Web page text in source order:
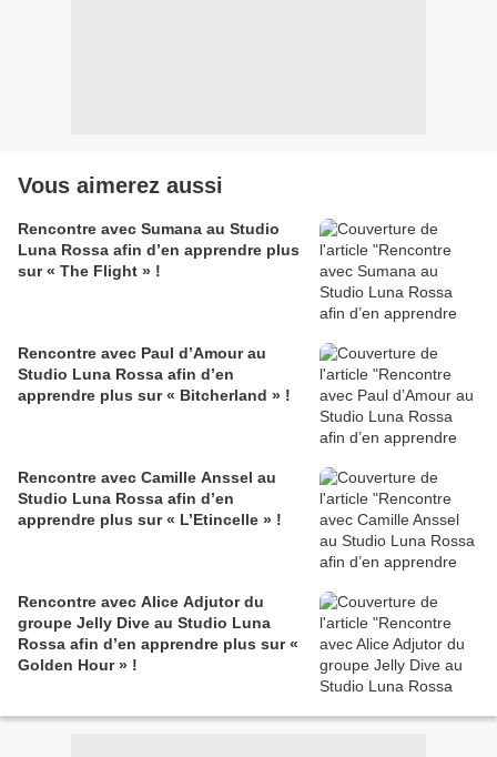
Vous aimerez aussi
Rencontre avec Sumana au Studio
Luna Rossa afin d’en apprendre plus
sur « The Flight » !
Rencontre avec Paul d’Amour au
Studio Luna Rossa afin d’en
apprendre plus sur « Bitcherland » !
Rencontre avec Camille Anssel au
Studio Luna Rossa afin d’en
apprendre plus sur « L’Etincelle » !
Rencontre avec Alice Adjutor du
groupe Jelly Dive au Studio Luna
Rossa afin d’en apprendre plus sur «
Golden Hour » !